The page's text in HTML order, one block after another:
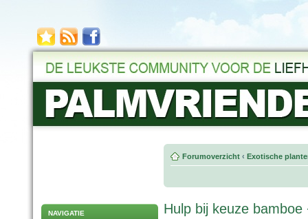
NAVIGATIE
Forumoverzicht ‹ Exotische
Hulp bij keuze bamboe